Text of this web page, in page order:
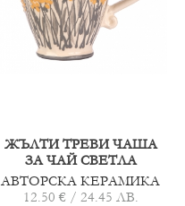
ЖЪЛТИ ТРЕВИ ЧАША
ЗА ЧАЙ СВЕТЛА
АВТОРСКА КЕРАМИКА
12.50 € / 24.45 ЛВ.